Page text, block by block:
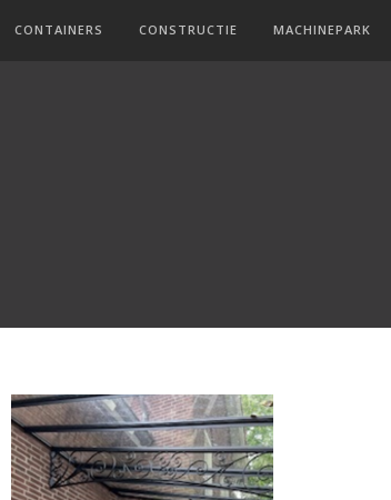
CONTAINERS CONSTRUCTIE MACHINEPARK